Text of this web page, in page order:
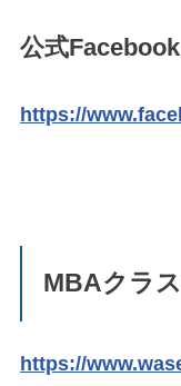
公式Facebook
https://
MBAクラ
https://